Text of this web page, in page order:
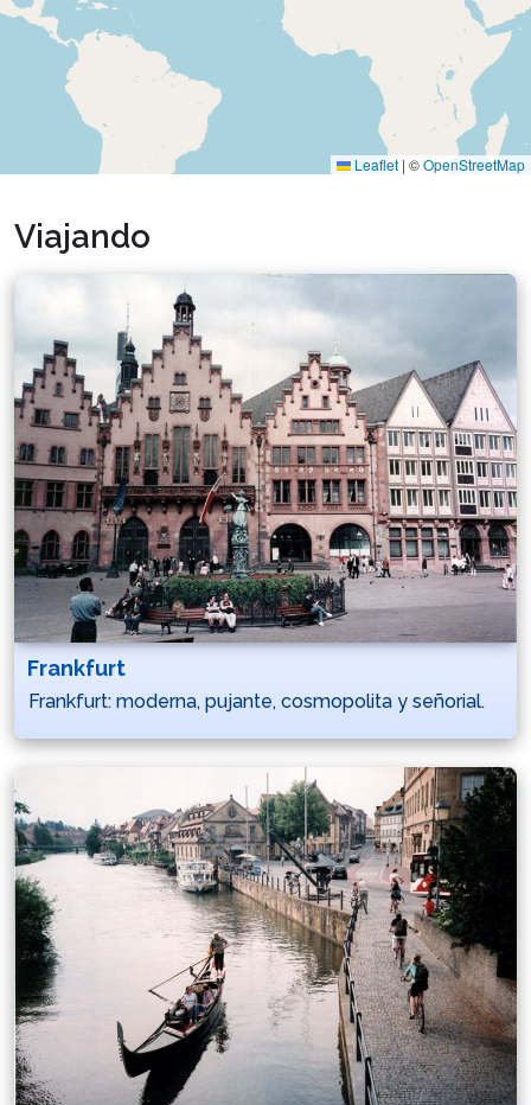
Leaflet | ©OpenStreetMap
Viajando
Frankfurt
Frankfurt: moderna, pujante, cosmopolita y señorial.